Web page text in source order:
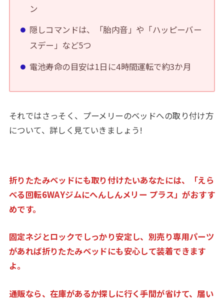
ン
隠しコマンドは、「胎内音」や「ハッピーバー
スデー」など5つ
電池寿命の目安は1日に4時間運転で約3か月
それではさっそく、プーメリーのベッドへの取り付け方
について、詳しく見ていきましょう!
折りたたみベッドにも取り付けたいあなたには、「えら
べる回転6WAYジムにへんしんメリー プラス」がおすす
めです。
固定ネジとロックでしっかり安定し、別売り専用パーツ
があれば折りたたみベッドにも安心して装着できます
よ。
通販なら、在庫があるか探しに行く手間が省けて、届い